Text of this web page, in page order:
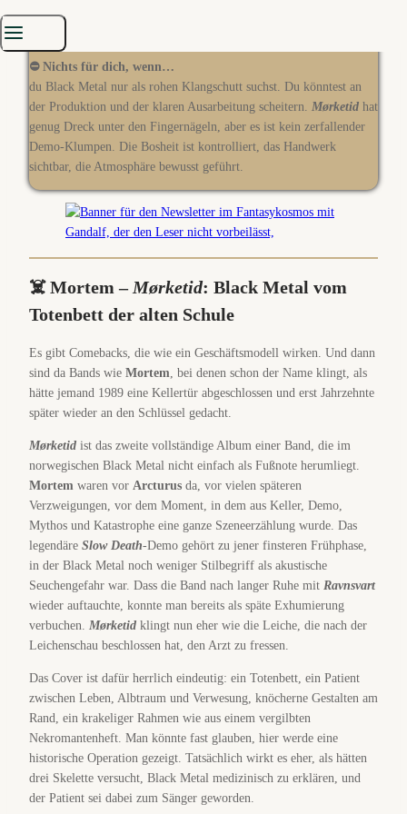
🎼 Highlights
⛔ Nichts für dich, wenn…
du Black Metal nur als rohen Klangschutt suchst. Du könntest an
der Produktion und der klaren Ausarbeitung scheitern. Mørketid hat
genug Dreck unter den Fingernägeln, aber es ist kein zerfallender
Demo-Klumpen. Die Bosheit ist kontrolliert, das Handwerk
sichtbar, die Atmosphäre bewusst geführt.
☠️ Mortem –Mørketid: Black Metal vom
Totenbett der alten Schule
Es gibt Comebacks, die wie ein Geschäftsmodell wirken. Und dann
sind da Bands wie Mortem, bei denen schon der Name klingt, als
hätte jemand 1989 eine Kellertür abgeschlossen und erst Jahrzehnte
später wieder an den Schlüssel gedacht.
Mørketid ist das zweite vollständige Album einer Band, die im
norwegischen Black Metal nicht einfach als Fußnote herumliegt.
Mortem waren vor Arcturus da, vor vielen späteren
Verzweigungen, vor dem Moment, in dem aus Keller, Demo,
Mythos und Katastrophe eine ganze Szeneerzählung wurde. Das
legendäre Slow Death-Demo gehört zu jener finsteren Frühphase,
in der Black Metal noch weniger Stilbegriff als akustische
Seuchengefahr war. Dass die Band nach langer Ruhe mit Ravnsvart
wieder auftauchte, konnte man bereits als späte Exhumierung
verbuchen. Mørketid klingt nun eher wie die Leiche, die nach der
Leichenschau beschlossen hat, den Arzt zu fressen.
Das Cover ist dafür herrlich eindeutig: ein Totenbett, ein Patient
zwischen Leben, Albtraum und Verwesung, knöcherne Gestalten am
Rand, ein krakeliger Rahmen wie aus einem vergilbten
Nekromantenheft. Man könnte fast glauben, hier werde eine
historische Operation gezeigt. Tatsächlich wirkt es eher, als hätten
drei Skelette versucht, Black Metal medizinisch zu erklären, und
der Patient sei dabei zum Sänger geworden.